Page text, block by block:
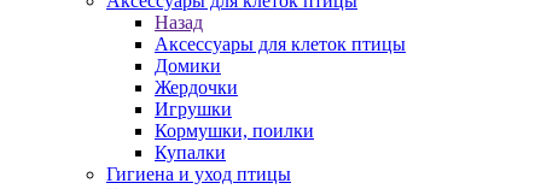
Назад
Аксессуары для клеток птицы
Домики
Жердочки
Игрушки
Кормушки, поилки
Купалки
Гигиена и уход птицы